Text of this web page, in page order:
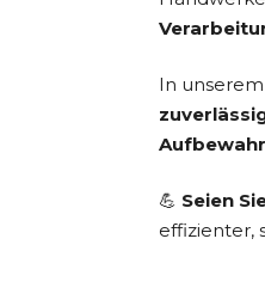
In
💪 Seien
effizienter,